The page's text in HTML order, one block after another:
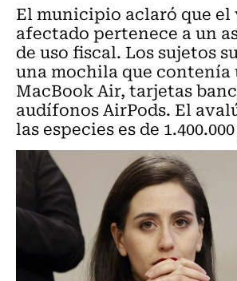
El municipio aclaró que
afectado pertenece a un
de uso fiscal. Los sujetos
una mochila que
MacBook Air, tarjetas
audífonos AirPods. El
las especies es de